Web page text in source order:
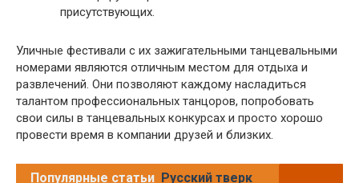
присутствующих.
Уличные фестивали с их зажигательными танцевальными
номерами являются отличным местом для отдыха и
развлечений. Они позволяют каждому насладиться
талантом профессиональных танцоров, попробовать
свои силы в танцевальных конкурсах и просто хорошо
провести время в компании друзей и близких.
Популярные статьи Русский тверк